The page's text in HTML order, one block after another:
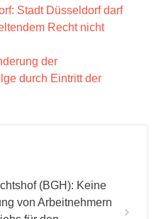
Stadt Düsseldorf darf
Recht nicht
der
durch Eintritt der
(BGH): Keine
von Arbeitnehmern